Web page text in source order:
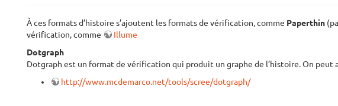
À ces formats d’histoire s’ajoutent les formats de vérification, comme Paperthin
vérification, comme
Illume
Dotgraph
Dotgraph est un format de vérification qui produit un graphe de l’histoire. On
http://www.mcdemarco.net/tools/scree/dotgraph/